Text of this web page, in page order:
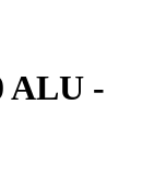
ALU -